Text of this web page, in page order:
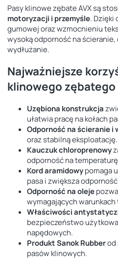
Pasy klinowe zębate AVX są
motoryzacji i przemyśle. Dzięki
gumowej oraz wzmocnieniu
wysoką odporność na ścieranie,
wydłużanie.
Najważniejsze
klinowego zębatego
Uzębiona konstrukcja
ułatwia pracę na kołach
Odporność na ścieranie i
oraz stabilną eksploatację.
Kauczuk chloroprenowy
odporność na
Kord aramidowypomaga
pasa i zwiększa
Odporność na oleje
wymagających
Właściwości
bezpieczeństwo
napędowych.
Produkt Sanok Rubberod
pasów klinowych.